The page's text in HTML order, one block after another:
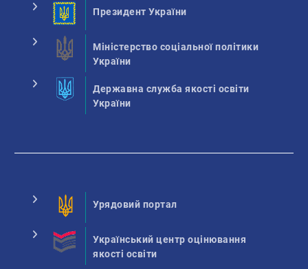
Президент України
Міністерство соціальної політики
України
Державна служба якості освіти
України
Урядовий портал
Український центр оцінювання
якості освіти